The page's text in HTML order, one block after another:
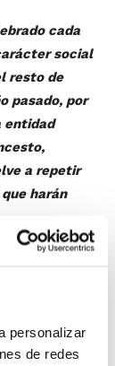
personalizar
de redes
cada
social
resto de
pasado, por
entidad
a repetir
harán
ha
un día de
participar es
de